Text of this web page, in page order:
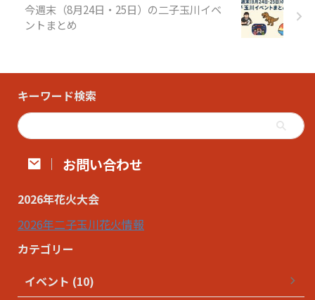
今週末（8月24日・25日）の二子玉川イベ
ントまとめ
キーワード検索
お問い合わせ
2026年花火大会
2026年二子玉川花火情報
カテゴリー
イベント (10)